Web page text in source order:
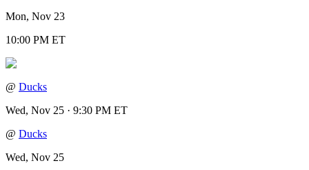
Mon, Nov 23
10:00 PM ET
@ Ducks
Wed, Nov 25 · 9:30 PM ET
@ Ducks
Wed, Nov 25